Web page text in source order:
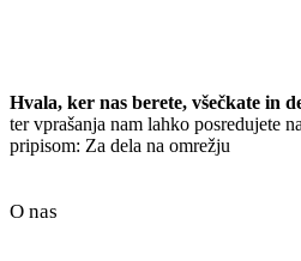
Hvala, ker nas berete, všečkate in
ter vprašanja nam lahko posredujete na
pripisom: Za dela na omrežju
O nas